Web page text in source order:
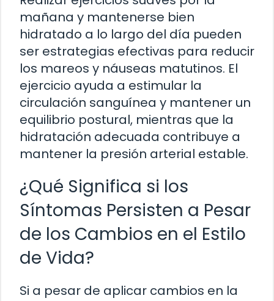
mañana y mantenerse bien
hidratado a lo largo del día pueden
ser estrategias efectivas para reducir
los mareos y náuseas matutinos. El
ejercicio ayuda a estimular la
circulación sanguínea y mantener un
equilibrio postural, mientras que la
hidratación adecuada contribuye a
mantener la presión arterial estable.
¿Qué Significa si los
Síntomas Persisten a Pesar
de los Cambios en el Estilo
de Vida?
Si a pesar de aplicar cambios en la